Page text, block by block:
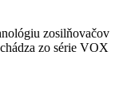
zosilňovačov
zo série VOX